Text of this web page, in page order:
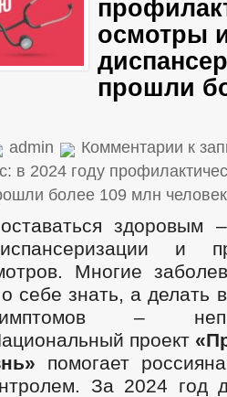
осмотры
прошли
admin Комментарии к
в 2024 году
более 109 млн человек
здоровым
и
Многие
себе знать, а делать
–
проект
помогает
За 2024 год